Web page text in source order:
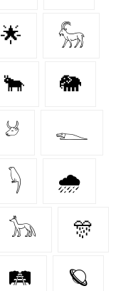
🌟 𓃵
🐂 🐘
𓃾 𓆍
𓆐 🌧️
𓃥 🎊
🛤️ 🪐